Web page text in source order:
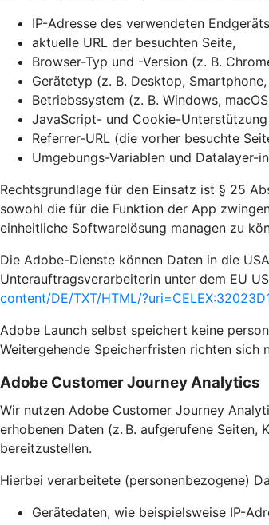
IP-Adresse des verwendeten
aktuelle URL der besuchten Seite,
Browser-Typ und -Version (z. B.
Gerätetyp (z. B. Desktop,
Betriebssystem (z. B. Windows,
JavaScript- und Cookie-
Referrer-URL (die vorher besuchte
Umgebungs-Variablen und Datalayer-
Rechtsgrundlage für den Einsatz ist § 25
sowohl die für die Funktion der App
einheitliche Softwarelösung managen zu
Die Adobe-Dienste können Daten in die
Unterauftragsverarbeiterin unter dem EU
content/DE/TXT/HTML/
Adobe Launch selbst speichert keine
Weitergehende Speicherfristen richten sich
Adobe Customer Journey Analytics
Wir nutzen Adobe Customer Journey
erhobenen Daten (z. B. aufgerufene
bereitzustellen.
Hierbei verarbeitete (personenbezogene)
Gerätedaten, wie beispielsweise IP-